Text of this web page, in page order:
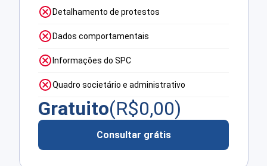
Detalhamento de protestos
Dados comportamentais
Informações do SPC
Quadro societário e administrativo
Gratuito(R$0,00)
Consultar grátis